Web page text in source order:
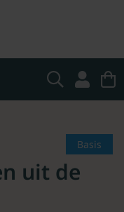
Basis
uit de